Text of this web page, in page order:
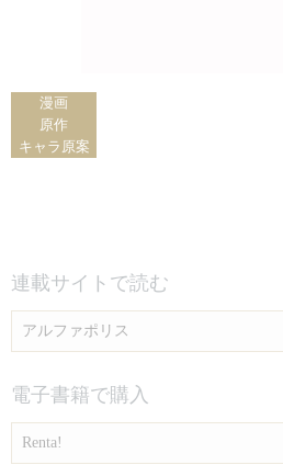
漫画
原作
キャラ原案
連載サイトで読む
アルファポリス
電子書籍で購入
Renta!